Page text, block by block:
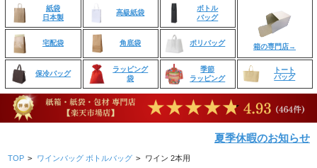
紙袋
日本製
高級紙袋
ボトル
バッグ
箱の専門店→
宅配袋 角底袋 ポリバッグ
保冷バッグ
ラッピング
袋
季節
ラッピング
トート
バッグ
夏季休暇のお知らせ
TOP > ワインバッグ ボトルバッグ > ワイン 2本用